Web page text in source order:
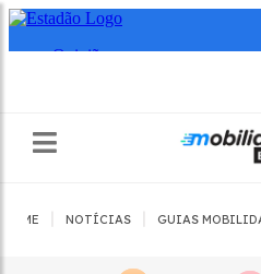
HOME NOTÍCIAS GUIAS